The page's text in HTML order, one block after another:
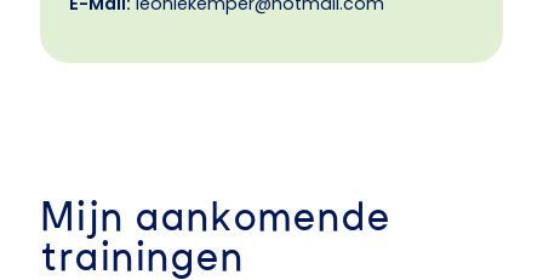
Mijn aankomende
trainingen